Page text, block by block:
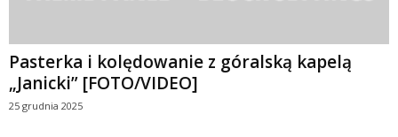
Pasterka i kolędowanie z góralską kapelą
„Janicki” [FOTO/VIDEO]
25 grudnia 2025